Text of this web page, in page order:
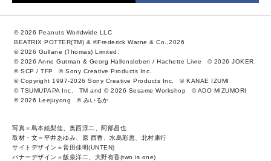
© 2026 Peanuts Worldwide LLC
BEATRIX POTTER(TM) & ©Frederick Warne & Co.,2026
© 2026 Gullane (Thomas) Limited.
© 2026 Anne Gutman & Georg Hallensleben / Hachette Livre
© 2026 JOKER.
© SCP / TFP
© Sony Creative Products Inc.
© Copyright 1997-2026 Sony Creative Products Inc.
© KANAE IZUMI
© TSUMUPAPA Inc.
TM and © 2026 Sesame Workshop
© ADO MIZUMORI
© 2026 Leejuyong
© みいるか
写真＝島本絵梨佳、奥西淳二、阿部昌也
取材・文＝平井あゆみ、原 西香、水島彩恵、北村康行
サイトデザイン＝音田佳明(UNTEN)
バナーデザイン＝飯泉洋二、大野有香(two is one)